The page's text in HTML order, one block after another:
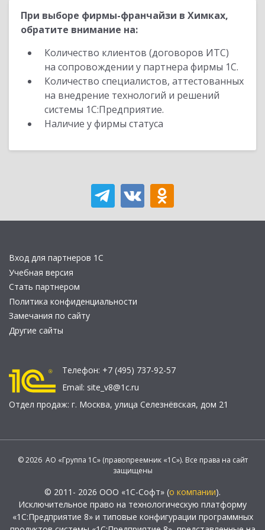
При выборе фирмы-франчайзи в Химках,
обратите внимание на:
Количество клиентов (договоров ИТС)
на сопровождении у партнера фирмы 1С.
Количество специалистов, аттестованных
на внедрение технологий и решений
системы 1С:Предприятие.
Наличие у фирмы статуса
Вход для партнеров 1С
Учебная версия
Стать партнером
Политика конфиденциальности
Замечания по сайту
Другие сайты
Телефон: +7 (495) 737-92-57
Email: site_v8@1c.ru
Отдел продаж: г. Москва, улица Селезнёвская, дом 21
© 2026 АО «Группа 1С» (правопреемник «1С»). Все права на сайт
защищены
© 2011- 2026 ООО «1С-Софт» (о компании).
Исключительное право на технологическую платформу
«1С:Предприятие 8» и типовые конфигурации программных